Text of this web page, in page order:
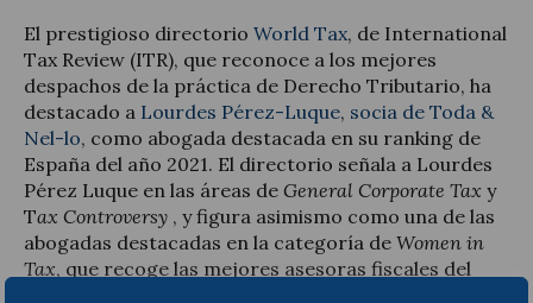
El prestigioso directorio World Tax, de International
Tax Review (ITR), que reconoce a los mejores
despachos de la práctica de Derecho Tributario, ha
destacado a Lourdes Pérez-Luque, socia de Toda &
Nel-lo, como abogada destacada en su ranking de
España del año 2021. El directorio señala a Lourdes
Pérez Luque en las áreas de General Corporate Tax y
Tax Controversy , y figura asimismo como una de las
abogadas destacadas en la categoría de Women in
Tax, que recoge las mejores asesoras fiscales del